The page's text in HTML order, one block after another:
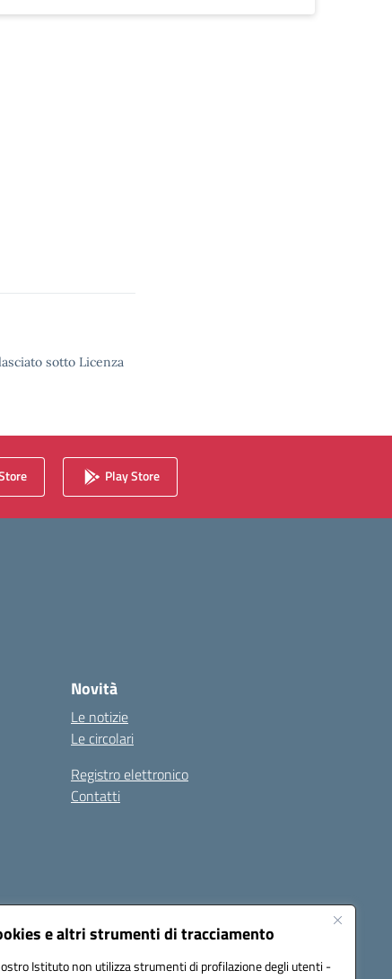
e altri strumenti di tracciamento
Istituto non utilizza strumenti di profilazione degli utenti -
sotto Licenza
Play Store
Novità
Le notizie
Le circolari
Registro elettronico
Contatti